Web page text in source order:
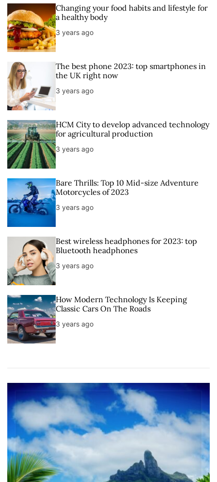
u
l
a
r
e
n
m
g
Changing your food habits and lifestyle for
a healthy body
3 years ago
The best phone 2023: top smartphones in
the UK right now
3 years ago
HCM City to develop advanced technology
for agricultural production
3 years ago
Bare Thrills: Top 10 Mid-size Adventure
Motorcycles of 2023
3 years ago
Best wireless headphones for 2023: top
Bluetooth headphones
3 years ago
How Modern Technology Is Keeping
Classic Cars On The Roads
3 years ago